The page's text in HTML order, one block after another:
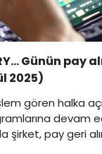
Günün pay
2025)
gören halka
devam
şirket, pay geri
öne çıkan pay